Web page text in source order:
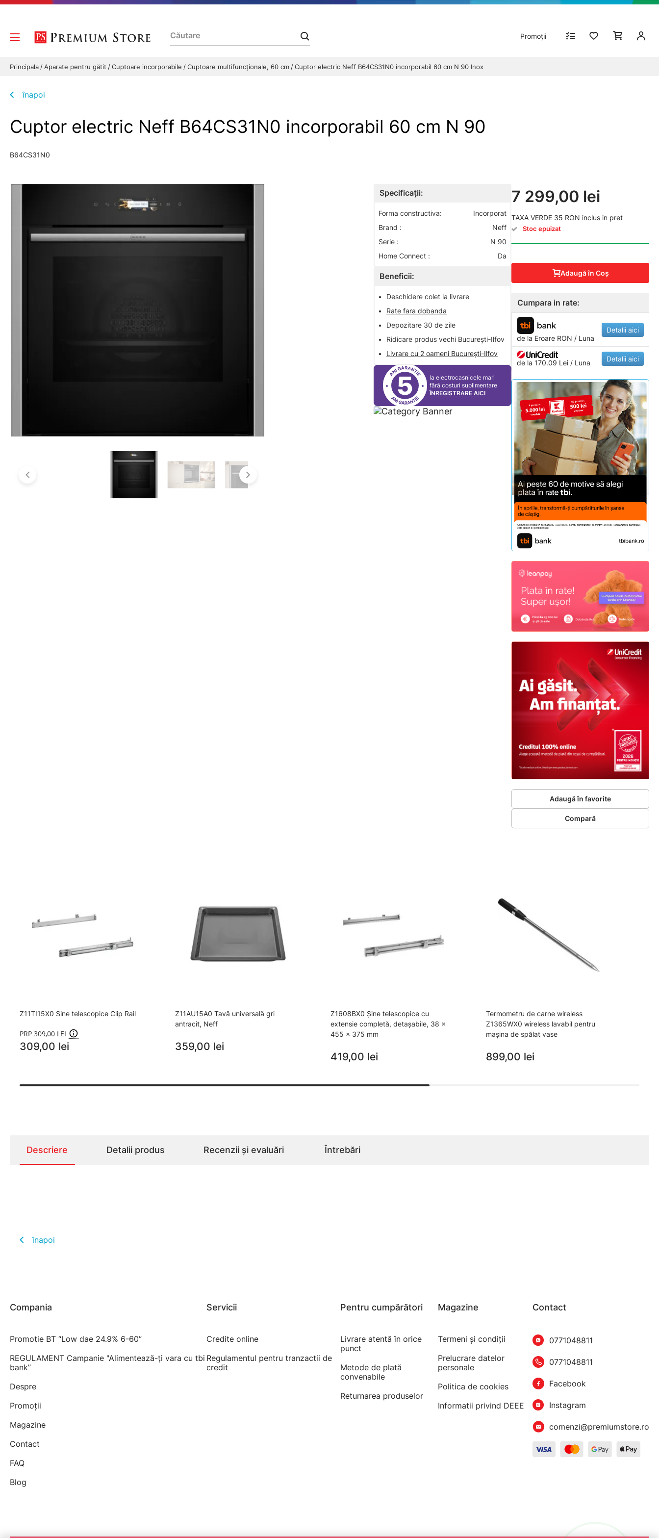
Promoții
Principala Aparate pentru gătit Cuptoare incorporabile Cuptoare multifuncționale, 60 cm Cuptor electric Neff B64CS31N0 incorporabil 60 cm N 90 Inox
înapoi
Cuptor electric Neff B64CS31N0 incorporabil 60 cm N 90
B64CS31N0
Specificații:
Forma constructiva:
Incorporat
Brand :
Neff
Serie :
N 90
Home Connect :
Da
Beneficii:
•
Deschidere colet la livrare
•
Rate fara dobanda
•
Depozitare 30 de zile
•
Ridicare produs vechi București-Ilfov
•
Livrare cu 2 oameni București-Ilfov
5
la electrocasnicele mari
fără costuri suplimentare
ÎNREGISTRARE AICI
7 299,00 lei
TAXA VERDE 35 RON inclus in pret
Stoc epuizat
Adaugă în Coş
Cumpara in rate:
de la Eroare RON / Luna
Detalii aici
de la 170.09 Lei / Luna Detalii aici
Adaugă în favorite
Compară
Z11TI15X0 Sine telescopice Clip Rail
PRP 309,00 LEI
309,00 lei
Z11AU15A0 Tavă universală gri
antracit, Neff
359,00 lei
Z1608BX0 Șine telescopice cu
extensie completă, detașabile, 38 x
455 x 375 mm
419,00 lei
Termometru de carne wireless
Z1365WX0 wireless lavabil pentru
mașina de spălat vase
899,00 lei
Descriere Detalii produs Recenzii și evaluări Întrebări
înapoi
Compania
Promotie BT “Low dae 24.9% 6-60”
REGULAMENT Campanie "Alimentează-ți vara cu tbi
bank”
Despre
Promoții
Magazine
Contact
FAQ
Blog
Servicii
Credite online
Regulamentul pentru tranzactii de
credit
Pentru cumpărători
Livrare atentă în orice
punct
Metode de plată
convenabile
Returnarea produselor
Magazine
Termeni şi condiţii
Prelucrare datelor
personale
Politica de cookies
Informatii privind DEEE
Contact
0771048811
0771048811
Facebook
Instagram
comenzi@premiumstore.ro